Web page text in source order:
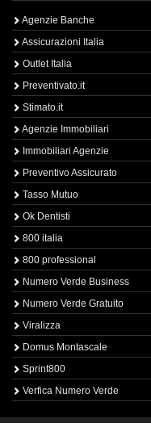
Agenzie Banche
Assicurazioni Italia
Outlet Italia
Preventivato.it
Stimato.it
Agenzie Immobiliari
Immobiliari Agenzie
Preventivo Assicurato
Tasso Mutuo
Ok Dentisti
800 italia
800 professional
Numero Verde Business
Numero Verde Gratuito
Viralizza
Domus Montascale
Sprint800
Verfica Numero Verde